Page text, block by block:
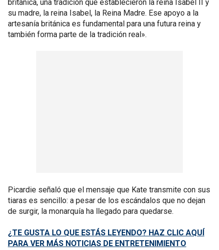
británica, una tradición que establecieron la reina Isabel II y
su madre, la reina Isabel, la Reina Madre. Ese apoyo a la
artesanía británica es fundamental para una futura reina y
también forma parte de la tradición real».
Picardie señaló que el mensaje que Kate transmite con sus
tiaras es sencillo: a pesar de los escándalos que no dejan
de surgir, la monarquía ha llegado para quedarse.
¿TE GUSTA LO QUE ESTÁS LEYENDO? HAZ CLIC AQUÍ
PARA VER MÁS NOTICIAS DE ENTRETENIMIENTO